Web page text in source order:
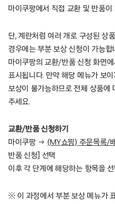
마이쿠팡에서 직접 교환 및 반품이
단, 계란처럼 여러 개로 구성된 상
경우에는 부분 보상 신청이 가능
마이쿠팡의 교환/반품 신청 화면
표시됩니다. 만약 해당 메뉴가 보
보상이 불가능하므로 전체 상품에
주세요.
교환/반품 신청하기
마이쿠팡 → (MY쇼핑) 주문목록/
반품 신청] 선택
이후 각 단계에 해당하는 항목을
※ 이 과정에서 부분 보상 메뉴가